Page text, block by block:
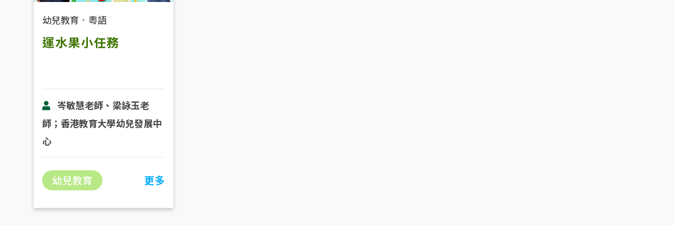
幼兒教育 ． 粵語
運水果小任務
岑敏慧老師、梁詠玉老
師；香港教育大學幼兒發展中
心
幼兒教育 更多